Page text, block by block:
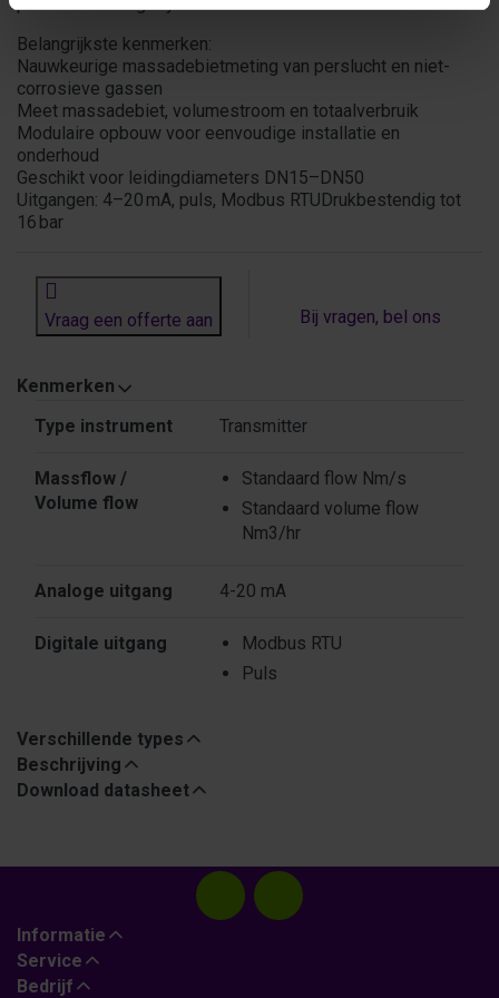
Belangrijkste kenmerken:
Nauwkeurige massadebietmeting van perslucht en niet-
corrosieve gassen
Meet massadebiet, volumestroom en totaalverbruik
Modulaire opbouw voor eenvoudige installatie en
onderhoud
Geschikt voor leidingdiameters DN15–DN50
Uitgangen: 4–20 mA, puls, Modbus RTUDrukbestendig tot
16 bar
Vraag een offerte aan Bij vragen, bel ons
Kenmerken
Type instrument Transmitter
Massflow /
Volume flow
Standaard flow Nm/s
Standaard volume flow
Nm3/hr
Analoge uitgang 4-20 mA
Digitale uitgang
Modbus RTU
Puls
Verschillende types
Beschrijving
Download datasheet
Informatie
Service
Bedrijf